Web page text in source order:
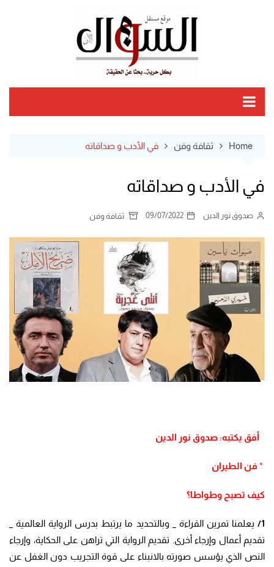
Home ثقافة وفن في الأدب و صداقاته
في الأدب و صداقاته
صدوق نور الدين 09/07/2022 ثقافة وفن
أفق يكتبه: صدوق نور الدين
* فن الطيران
كيف تصبح وطواطا؟
1/
يعلمنا تمرين القراءة _ وبالتحديد ما يرتبط بدرس الرواية العالمية _
تقديم أعمال وإرجاء أخرى. تقديم الرواية التي تراهن على الحكاية، وإرجاء
النص الذي يؤسس صورته بالانبناء على قوة التجريب دون الغفل عن